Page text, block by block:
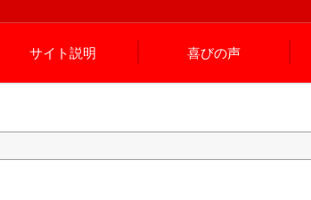
サイト説明 喜びの声